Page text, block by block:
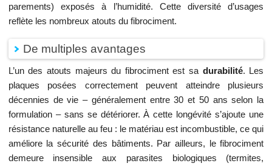
parements) exposés à l’humidité. Cette diversité d’usages
reflète les nombreux atouts du fibrociment.
De multiples avantages
L’un des atouts majeurs du fibrociment est sa durabilité. Les
plaques posées correctement peuvent atteindre plusieurs
décennies de vie – généralement entre 30 et 50 ans selon la
formulation – sans se détériorer. À cette longévité s’ajoute une
résistance naturelle au feu : le matériau est incombustible, ce qui
améliore la sécurité des bâtiments. Par ailleurs, le fibrociment
demeure insensible aux parasites biologiques (termites,